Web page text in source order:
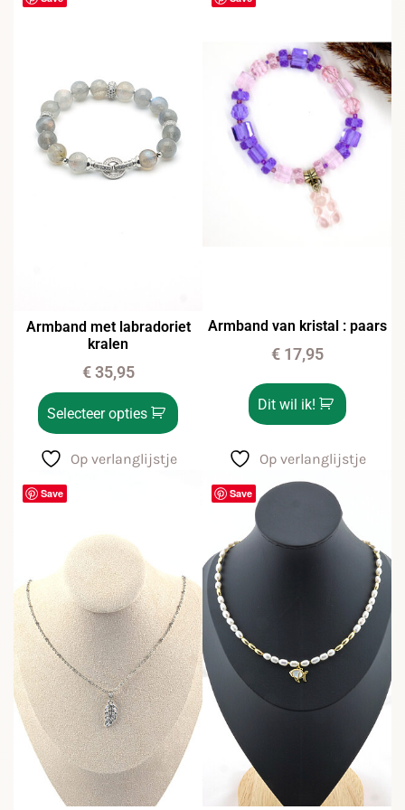
Armband met labradoriet
kralen
€35,95
Selecteer opties
Op verlanglijstje
Armband van kristal : paars
€17,95
Dit wil ik!
Op verlanglijstje
Save Save